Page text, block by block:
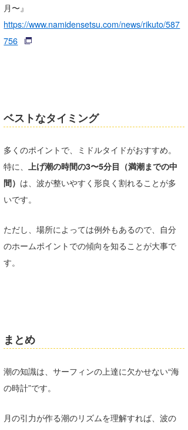
月〜』
https://www.namidensetsu.com/news/rikuto/587
756
ベストなタイミング
多くのポイントで、ミドルタイドがおすすめ。
特に、
上げ潮の時間の3〜5分目（満潮までの中
間） は、波が整いやすく形良く割れることが多
いです。
ただし、場所によっては例外もあるので、自分
のホームポイントでの傾向を知ることが大事で
す。
まとめ
潮の知識は、サーフィンの上達に欠かせない“海
の時計”です。
月の引力が作る潮のリズムを理解すれば、波の